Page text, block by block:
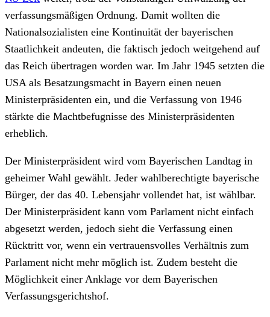
verfassungsmäßigen Ordnung. Damit wollten die
Nationalsozialisten eine Kontinuität der bayerischen
Staatlichkeit andeuten, die faktisch jedoch weitgehend auf
das Reich übertragen worden war. Im Jahr 1945 setzten die
USA als Besatzungsmacht in Bayern einen neuen
Ministerpräsidenten ein, und die Verfassung von 1946
stärkte die Machtbefugnisse des Ministerpräsidenten
erheblich.
Der Ministerpräsident wird vom Bayerischen Landtag in
geheimer Wahl gewählt. Jeder wahlberechtigte bayerische
Bürger, der das 40. Lebensjahr vollendet hat, ist wählbar.
Der Ministerpräsident kann vom Parlament nicht einfach
abgesetzt werden, jedoch sieht die Verfassung einen
Rücktritt vor, wenn ein vertrauensvolles Verhältnis zum
Parlament nicht mehr möglich ist. Zudem besteht die
Möglichkeit einer Anklage vor dem Bayerischen
Verfassungsgerichtshof.